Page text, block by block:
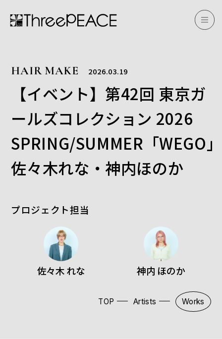
HAIR MAKE 2026.03.19
【イベント】第42回 東京ガ
ールズコレクション 2026
SPRING/SUMMER「
佐々木れな・神内ほのか
プロジェクト担当
佐々木 れな 神内 ほのか
TOP Artists Works